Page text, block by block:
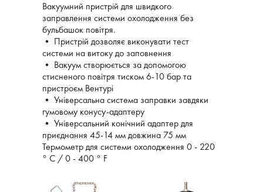
Вакуумний пристрій для швидкого
заправлення системи охолодження без
бульбашок повітря.
• Пристрій дозволяє виконувати тест
системи на витоку до заповнення
• Вакуум створюється за допомогою
стисненого повітря тиском 6-10 бар та
пристроєм Вентурі
• Універсальна система заправки завдяки
гумовому конусу-адаптеру
• Універсальний конічний адаптер для
приєднання 45-14 мм довжина 75 мм
Термометр для системи охолодження 0 - 220
° C / 0 - 400 ° F